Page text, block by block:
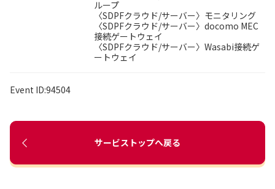
ループ
〈SDPFクラウド/サーバー〉モニタリング
〈SDPFクラウド/サーバー〉docomo MEC
接続ゲートウェイ
〈SDPFクラウド/サーバー〉Wasabi接続ゲ
ートウェイ
Event ID:94504
サービストップへ戻る